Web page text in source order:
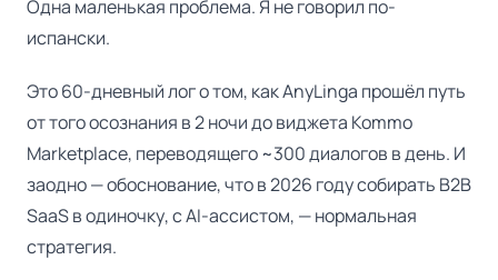
Одна маленькая проблема. Я не говорил по-
испански.
Это 60-дневный лог о том, как AnyLinga прошёл путь
от того осознания в 2 ночи до виджета Kommo
Marketplace, переводящего ~300 диалогов в день. И
заодно — обоснование, что в 2026 году собирать B2B
SaaS в одиночку, с AI-ассистом, — нормальная
стратегия.